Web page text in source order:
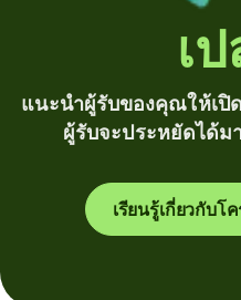
เ
แนะนำผู้รับของคุณให้เ
ผู้รับจะประหยัดได้ม
เรียนรู้เกี่ยวกับโ